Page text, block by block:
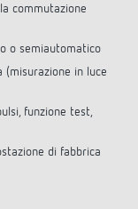
commutazione
o semiautomatico
(misurazione in luce
funzione test,
di fabbrica